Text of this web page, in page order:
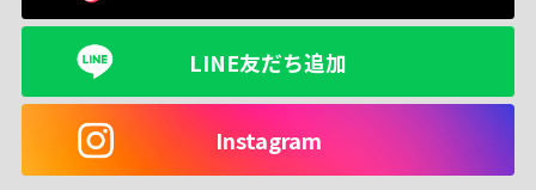
LINE友だち追加
Instagram